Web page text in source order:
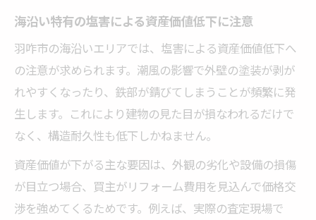
売却前に行うべき塩害メンテナンスの流れ
買主目線で考える塩害対策の重要ポイント
塩害による価格交渉リスクを減らす準備
清掃と修繕で印象アップする不動産売却術
塩害リスクを克服し物件の価値を最大化する方
法
不動産売却時の塩害リスク分析と対策提案
塩害対策済み物件は高値売却を狙いやすい
リフォーム履歴の提示で信頼度を高める
海沿い特有の塩害による資産価値低下に注意
羽咋市の海沿いエリアでは、塩害による資産価値低下へ
の注意が求められます。潮風の影響で外壁の塗装が剥が
れやすくなったり、鉄部が錆びてしまうことが頻繁に発
生します。これにより建物の見た目が損なわれるだけで
なく、構造耐久性も低下しかねません。
資産価値が下がる主な要因は、外観の劣化や設備の損傷
が目立つ場合、買主がリフォーム費用を見込んで価格交
渉を強めてくるためです。例えば、実際の査定現場で